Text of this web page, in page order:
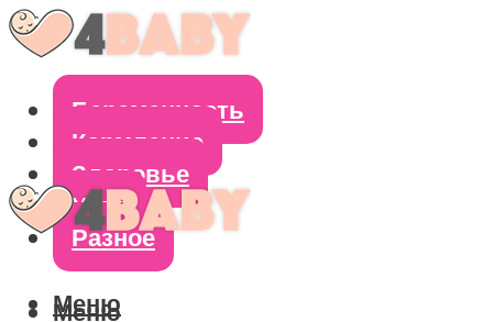
Беременность
Кормление
Здоровье
Уход
Разное
Меню
Меню